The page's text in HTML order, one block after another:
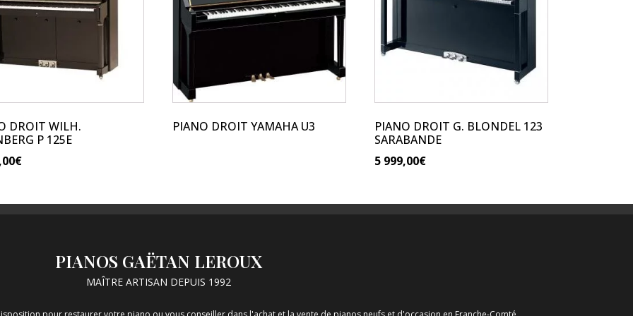
DROIT WILH.
P 125E
€
PIANO DROIT YAMAHA U3
variations.
Les
être
choisies
la
PIANO DROIT G. BLONDEL 123
SARABANDE
5 999,00€
PIANOS GAËTAN LEROUX
MAÎTRE ARTISAN DEPUIS 1992